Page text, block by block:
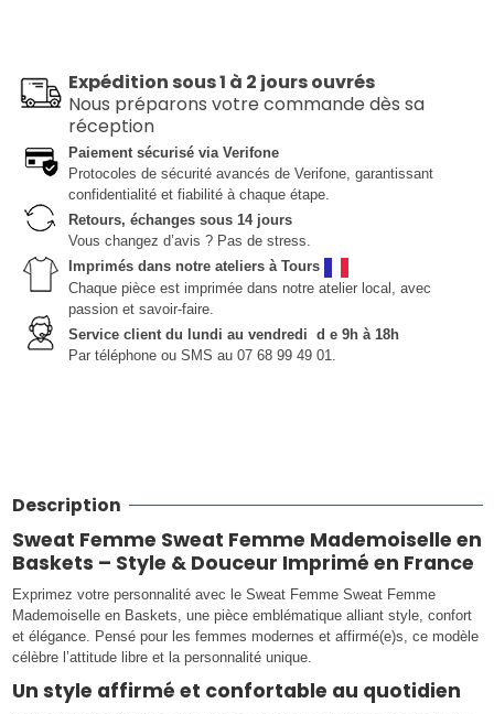
Expédition sous 1 à 2 jours ouvrés
Nous préparons votre commande dès sa
réception
Paiement sécurisé via Verifone
Protocoles de sécurité avancés de Verifone, garantissant
confidentialité et fiabilité à chaque étape.
Retours, échanges sous 14 jours
Vous changez d’avis ? Pas de stress.
Imprimés dans notre ateliers à Tours
Chaque pièce est imprimée dans notre atelier local, avec
passion et savoir-faire.
Service client du lundi au vendredi d e 9h à 18h
Par téléphone ou SMS au 07 68 99 49 01.
Description
Sweat Femme Sweat Femme Mademoiselle en
Baskets – Style & Douceur Imprimé en France
Exprimez votre personnalité avec le Sweat Femme Sweat Femme
Mademoiselle en Baskets, une pièce emblématique alliant style, confort
et élégance. Pensé pour les femmes modernes et affirmé(e)s, ce modèle
célèbre l’attitude libre et la personnalité unique.
Un style affirmé et confortable au quotidien